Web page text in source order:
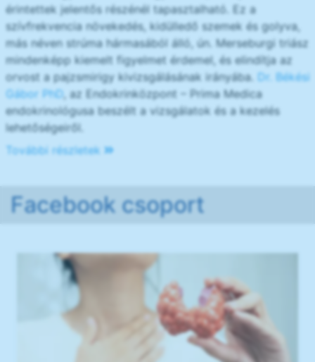
érintettek jelentős részénél tapasztalható. Ez a
szívfrekvencia növekedés, kidülledő szemek és golyva,
más néven strúma hármasából álló, ún. Merseburgi triász
mindenképp kiemelt figyelmet érdemel, és elindítja az
orvost a pajzsmirigy kivizsgálásának irányába. Dr. Békési
Gábor PhD, az Endokrinközpont – Prima Medica
endokrinológusa beszélt a vizsgálatok és a kezelés
lehetőségeiről.
További részletek
Facebook csoport